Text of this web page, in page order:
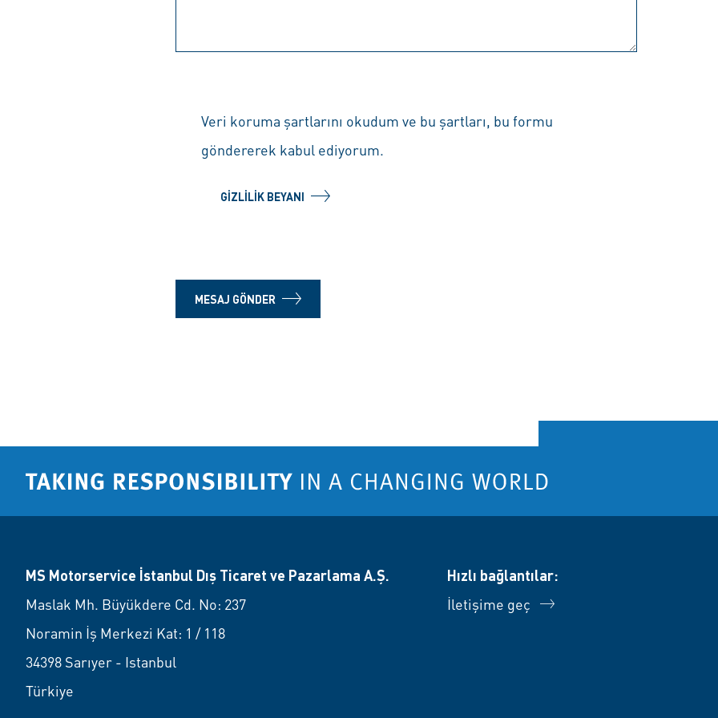
Veri koruma şartlarını okudum ve bu şartları, bu formu
göndererek kabul ediyorum.
GIZLILIK BEYANI
MESAJ GÖNDER
MS Motorservice İstanbul Dış Ticaret ve Pazarlama A.Ş.
Maslak Mh. Büyükdere Cd. No: 237
Noramin İş Merkezi Kat: 1 / 118
34398 Sarıyer - Istanbul
Türkiye
Hızlı bağlantılar:
İletişime geç